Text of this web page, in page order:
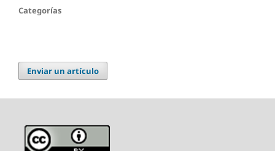
Categorías
Enviar un artículo